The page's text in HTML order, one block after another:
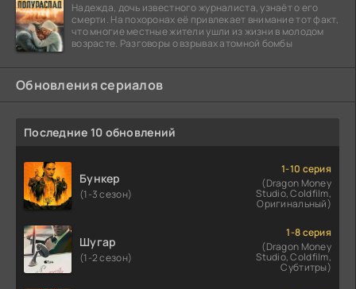
Надежда, дочь известного журналиста, узнаёт о его
смерти. На похоронах её привлекает внимание тот факт,
что многие местные жители ушли из жизни в молодом
возрасте. Разговоры о взрывах атомной бомбы
Обновления сериалов
Последние 10 обновлений
Бункер
(1-3 сезон)
1-10 серия
(Dragon Money
Studio, Coldfilm,
Оригинальный)
Шугар
(1-2 сезон)
1-8 серия
(Dragon Money
Studio, Coldfilm,
Субтитры)